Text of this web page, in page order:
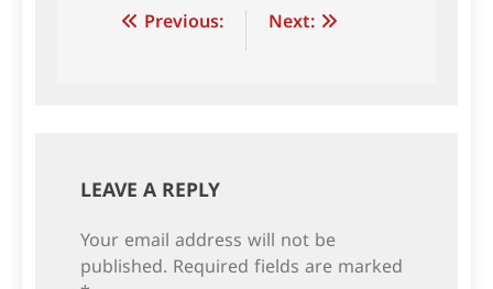
Post Previous: Next:
LEAVE A REPLY
Your email address will not be
published. Required fields are marked